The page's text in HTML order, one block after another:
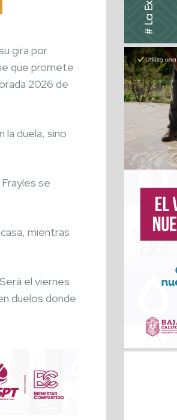
gira por
que promete
2026 de
la duela, sino
se
mientras
el viernes
duelos donde